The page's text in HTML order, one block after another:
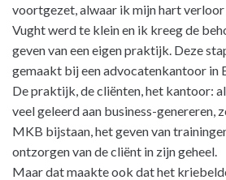
voortgezet, alwaar ik mijn hart verloor
Vught werd te klein en ik kreeg de
geven van een eigen praktijk. Deze
gemaakt bij een advocatenkantoor in
De praktijk, de cliënten, het kantoor:
veel geleerd aan business-genereren,
MKB bijstaan, het geven van
ontzorgen van de cliënt in zijn geheel.
Maar dat maakte ook dat het